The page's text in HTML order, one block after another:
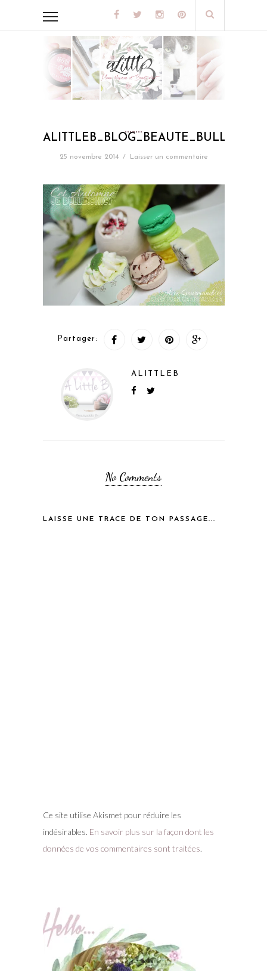
25 novembre 2014 / Laisser un commentaire
Partager:
ALITTLEB
No Comments
LAISSE UNE TRACE DE TON PASSAGE...
Ce site utilise Akismet pour réduire les
indésirables. En savoir plus sur la façon dont les
données de vos commentaires sont traitées.